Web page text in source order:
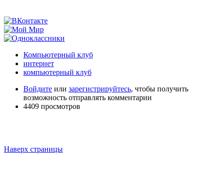
Компьютерный клуб
интернет
компьютерный клуб
Войдите или зарегистрируйтесь, чтобы получить
возможность отправлять комментарии
4409 просмотров
Наверх страницы